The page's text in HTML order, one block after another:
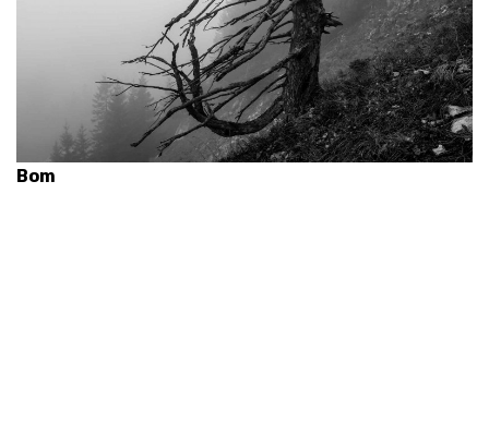
Bom